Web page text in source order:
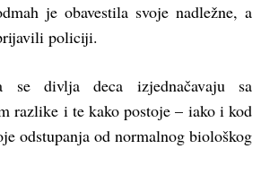
je obavestila svoje nadležne, a
policiji.
divlja deca izjednačavaju sa
razlike i te kako postoje – iako i kod
odstupanja od normalnog biološkog